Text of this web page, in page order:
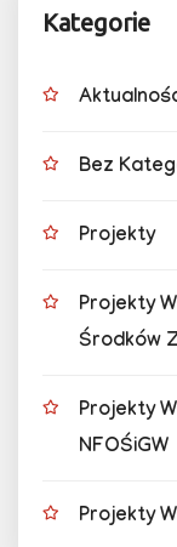
Kategorie
Bez
Projekty
Projekty
Środków
Projekty
NFOŚiGW
Projekty